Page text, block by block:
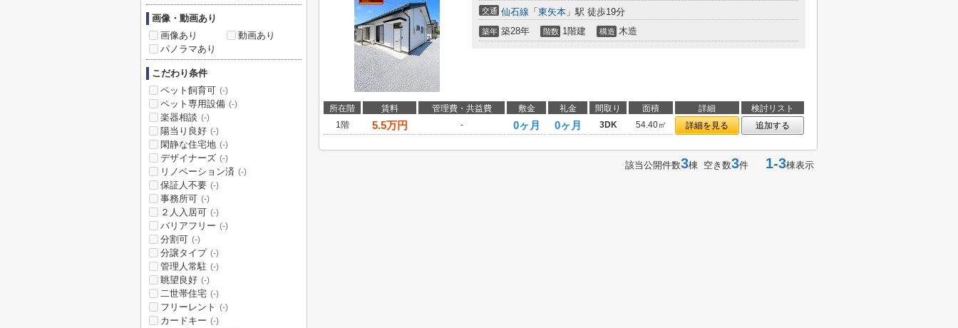
交通 仙石線 「 東矢本 」駅 徒歩19分
築年 築28年 階数 1階建 構造 木造
所在階 賃料 管理費・共益費 敷金 礼金 間取り 面積 詳細
検討リスト
1階
5.5万円 - 0ヶ月 0ヶ月 3DK 54.40㎡ 詳細を見る 追加する
該当公開件数3棟 空き数3件 1-3棟表示
画像・動画あり
画像あり
動画あり
パノラマあり
こだわり条件
ペット飼育可 (-)
ペット専用設備 (-)
楽器相談 (-)
陽当り良好 (-)
閑静な住宅地 (-)
デザイナーズ (-)
リノベーション済 (-)
保証人不要 (-)
事務所可 (-)
２人入居可 (-)
バリアフリー (-)
分割可 (-)
分譲タイプ (-)
管理人常駐 (-)
眺望良好 (-)
二世帯住宅 (-)
フリーレント (-)
カードキー (-)